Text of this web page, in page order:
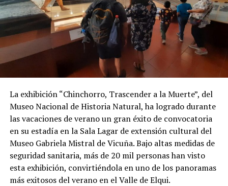
La exhibición “Chinchorro, Trascender a la Muerte”, del
Museo Nacional de Historia Natural, ha logrado durante
las vacaciones de verano un gran éxito de convocatoria
en su estadía en la Sala Lagar de extensión cultural del
Museo Gabriela Mistral de Vicuña. Bajo altas medidas de
seguridad sanitaria, más de 20 mil personas han visto
esta exhibición, convirtiéndola en uno de los panoramas
más exitosos del verano en el Valle de Elqui.